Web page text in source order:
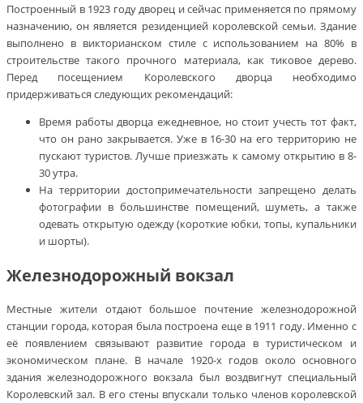
Построенный в 1923 году дворец и сейчас применяется по прямому
назначению, он является резиденцией королевской семьи. Здание
выполнено в викторианском стиле с использованием на 80% в
строительстве такого прочного материала, как тиковое дерево.
Перед посещением Королевского дворца необходимо
придерживаться следующих рекомендаций:
Время работы дворца ежедневное, но стоит учесть тот факт,
что он рано закрывается. Уже в 16-30 на его территорию не
пускают туристов. Лучше приезжать к самому открытию в 8-
30 утра.
На территории достопримечательности запрещено делать
фотографии в большинстве помещений, шуметь, а также
одевать открытую одежду (короткие юбки, топы, купальники
и шорты).
Железнодорожный вокзал
Местные жители отдают большое почтение железнодорожной
станции города, которая была построена еще в 1911 году. Именно с
её появлением связывают развитие города в туристическом и
экономическом плане. В начале 1920-х годов около основного
здания железнодорожного вокзала был воздвигнут специальный
Королевский зал. В его стены впускали только членов королевской